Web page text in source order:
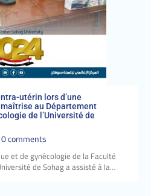
utérin lors d’une
au Département
de l’Université de
0 comments
et de gynécologie de la Faculté
de Sohag a assisté à la…